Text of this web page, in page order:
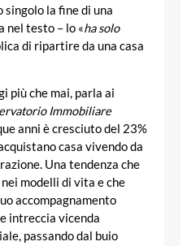
singolo la fine di una
nel testo – lo «ha solo
di ripartire da una casa
più che mai, parla ai
Immobiliare
anni è cresciuto del 23%
casa vivendo da
Una tendenza che
modelli di vita e che
accompagnamento
intreccia vicenda
passando dal buio